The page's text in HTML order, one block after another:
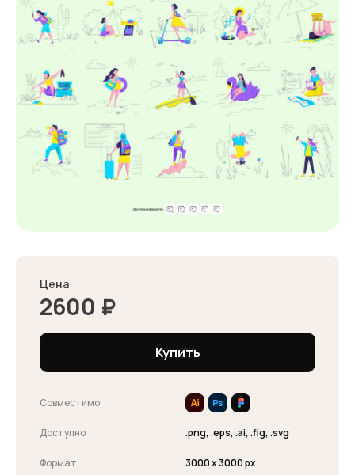
Цена
2600 ₽
Купить
Совместимо
Доступно .png, .eps, .ai, .fig, .svg
Формат 3000 x 3000 px